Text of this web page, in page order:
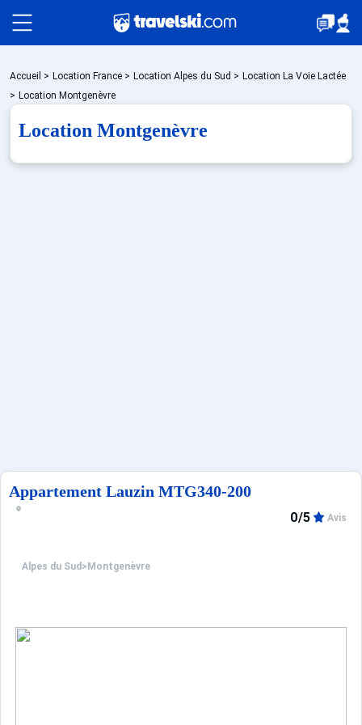
Packages
🚆Train de nuit
Accueil > Location France > Location Alpes du Sud > Location La Voie Lactée
> Location Montgenèvre
Location Montgenèvre
Appartement Lauzin MTG340-200
Alpes du Sud > Montgenèvre
0/5 Avis